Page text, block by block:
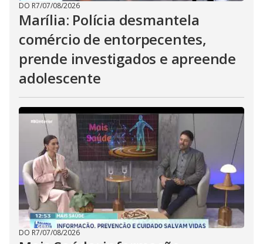
DO R7/07/08/2026
Marília: Polícia desmantela
comércio de entorpecentes,
prende investigados e apreende
adolescente
DO R7/07/08/2026